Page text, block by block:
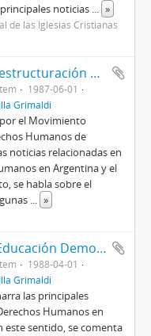
noticias ... »
de las Iglesias Cristianas
Informedh n°52. Restructuración de las Fuerzas Armadas. ¿Qué hacer con los militares?.
1987-06-01
Grimaldi
el Movimiento
Humanos de
noticias relacionadas en
en Argentina y el
se habla sobre el
... »
SED: Separata de Educación Democrática n°8. Los Derechos Humanos y el nuevo sistema político democrático.
1988-04-01
Grimaldi
las principales
Humanos en
este sentido, se comenta